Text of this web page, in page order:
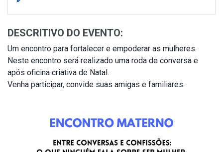
DESCRITIVO DO EVENTO:
Um encontro para fortalecer e empoderar as mulheres.
Neste encontro será realizado uma roda de conversa e
após oficina criativa de Natal.
Venha participar, convide suas amigas e familiares.